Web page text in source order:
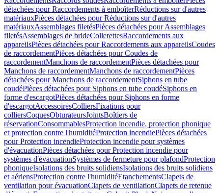
détachées pour Raccordements à emboîterRéductions sur d'autres
matériauxPièces détachées pour Réductions sur d'autres
matériauxAssemblages filetésPièces détachées pour Assemblages
filetésAssemblages de brideCollerettesRaccordements aux
appareilsPièces détachées pour Raccordements aux appareilsCoudes
de raccordementPièces détachées pour Coudes de
raccordementManchons de raccordementPièces détachées pour
Manchons de raccordementManchons de raccordementPièces
détachées pour Manchons de raccordementSiphons en tube
coudéPièces détachées pour Siphons en tube coudéSiphons en
forme d'escargotPièces détachées pour Siphons en forme
d'escargotAccessoiresColliersFixations pour
colliersCoquesObturateursJointsBoîtiers de
réservationConsommablesProtection incendie, protection phonique
et protection contre l'humiditéProtection incendiePièces détachées
pour Protection incendieProtection incendie pour systèmes
d'évacuationPièces détachées pour Protection incendie pour
systèmes d'évacuationSystèmes de fermeture pour plafondProtection
phoniqueIsolations des bruits solidiensIsolations des bruits solidiens
et aériensProtection contre l'humiditéEtanchementsClapets de
ventilation pour évacuationClapets de ventilationClapets de retenue